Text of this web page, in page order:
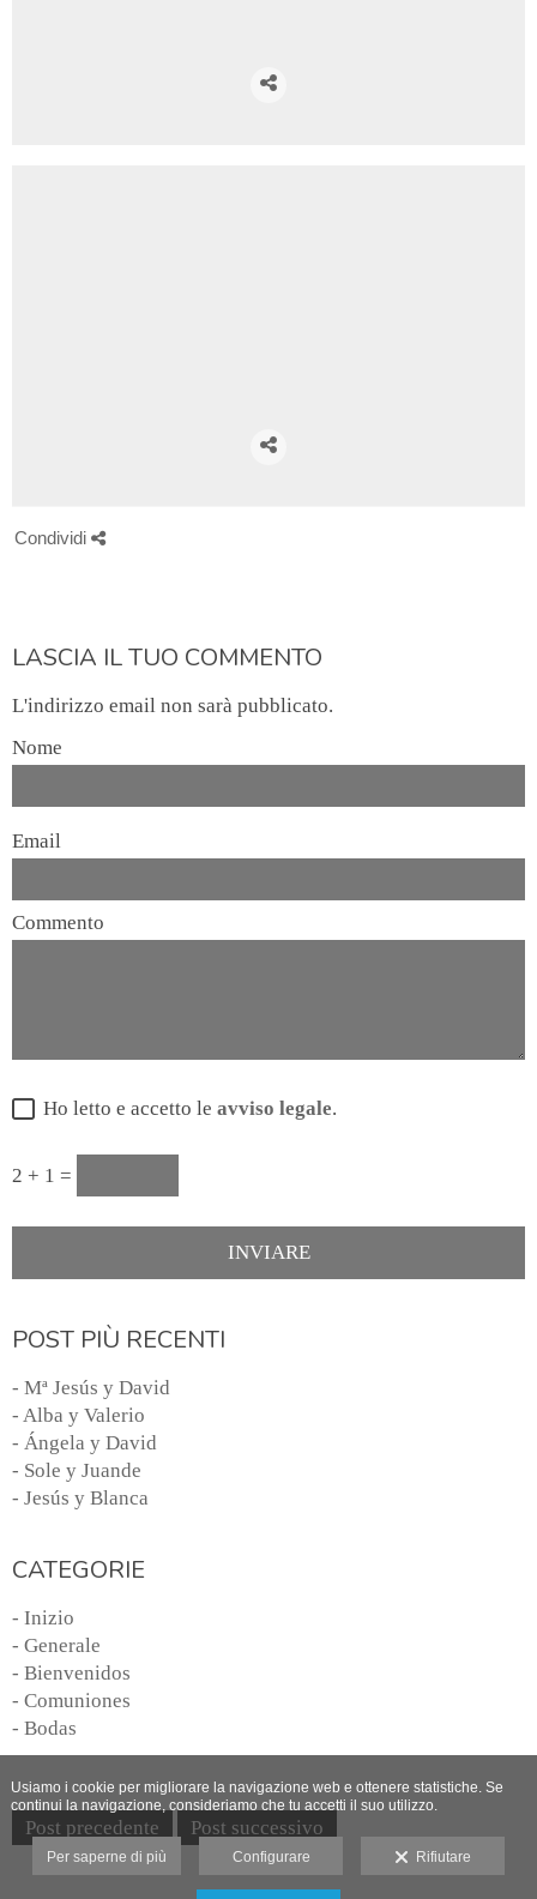
Condividi
LASCIA IL TUO COMMENTO
L'indirizzo email non sarà pubblicato.
Nome
Email
Commento
Ho letto e accetto le avviso legale.
2 + 1 =
POST PIÙ RECENTI
- Mª Jesús y David
- Alba y Valerio
- Ángela y David
- Sole y Juande
- Jesús y Blanca
CATEGORIE
- Inizio
- Generale
- Bienvenidos
- Comuniones
- Bodas
Post precedente Post successivo
Usiamo i cookie per migliorare la navigazione web e ottenere statistiche. Se
continui la navigazione, consideriamo che tu accetti il suo utilizzo.
Per saperne di più Configurare Rifiutare